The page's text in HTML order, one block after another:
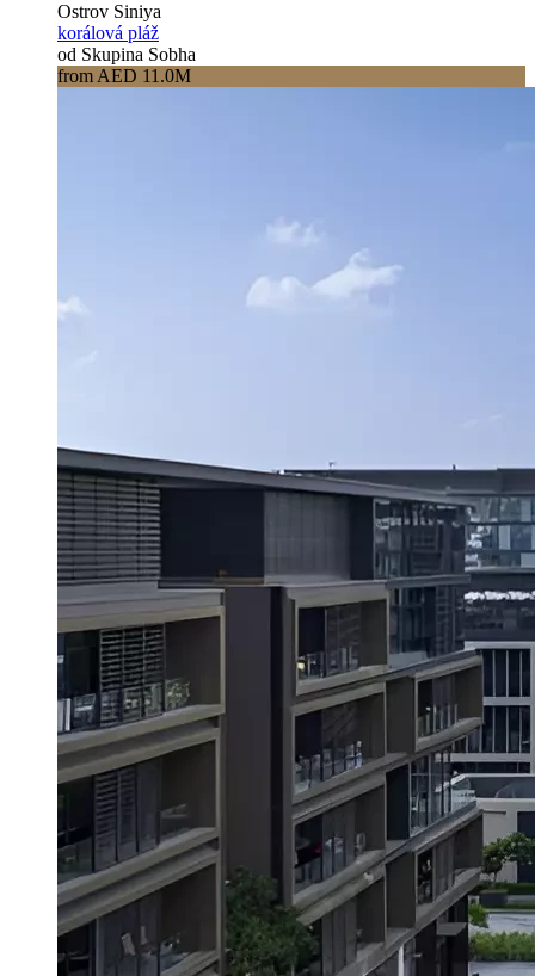
Ostrov Siniya
korálová pláž
od Skupina Sobha
from AED 11.0M